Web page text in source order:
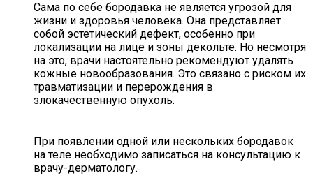
Сама по себе бородавка не является угрозой для
жизни и здоровья человека. Она представляет
собой эстетический дефект, особенно при
локализации на лице и зоны декольте. Но несмотря
на это, врачи настоятельно рекомендуют удалять
кожные новообразования. Это связано с риском их
травматизации и перерождения в
злокачественную опухоль.
При появлении одной или нескольких бородавок
на теле необходимо записаться на консультацию к
врачу-дерматологу.